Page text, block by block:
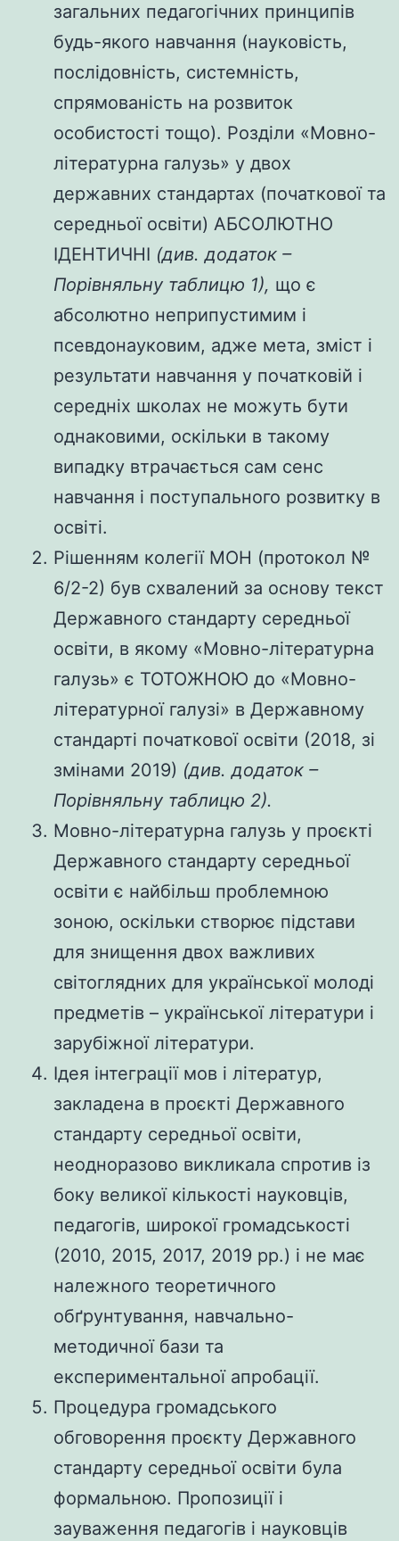
загальних педагогічних принципів
будь-якого навчання (науковість,
послідовність, системність,
спрямованість на розвиток
особистості тощо). Розділи «Мовно-
літературна галузь» у двох
державних стандартах (початкової та
середньої освіти) АБСОЛЮТНО
ІДЕНТИЧНІ (див. додаток –
Порівняльну таблицю 1), що є
абсолютно неприпустимим і
псевдонауковим, адже мета, зміст і
результати навчання у початковій і
середніх школах не можуть бути
однаковими, оскільки в такому
випадку втрачається сам сенс
навчання і поступального розвитку в
освіті.
Рішенням колегії МОН (протокол №
6/2-2) був схвалений за основу текст
Державного стандарту середньої
освіти, в якому «Мовно-літературна
галузь» є ТОТОЖНОЮ до «Мовно-
літературної галузі» в Державному
стандарті початкової освіти (2018, зі
змінами 2019) (див. додаток –
Порівняльну таблицю 2).
Мовно-літературна галузь у проєкті
Державного стандарту середньої
освіти є найбільш проблемною
зоною, оскільки створює підстави
для знищення двох важливих
світоглядних для української молоді
предметів – української літератури і
зарубіжної літератури.
Ідея інтеграції мов і літератур,
закладена в проєкті Державного
стандарту середньої освіти,
неодноразово викликала спротив із
боку великої кількості науковців,
педагогів, широкої громадськості
(2010, 2015, 2017, 2019 рр.) і не має
належного теоретичного
обґрунтування, навчально-
методичної бази та
експериментальної апробації.
Процедура громадського
обговорення проєкту Державного
стандарту середньої освіти була
формальною. Пропозиції і
зауваження педагогів і науковців